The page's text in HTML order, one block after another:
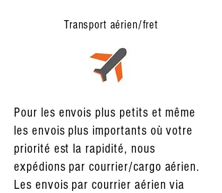
Transport aérien/fret
Pour les envois plus petits et même
les envois plus importants où votre
priorité est la rapidité, nous
expédions par courrier/cargo aérien.
Les envois par courrier aérien via